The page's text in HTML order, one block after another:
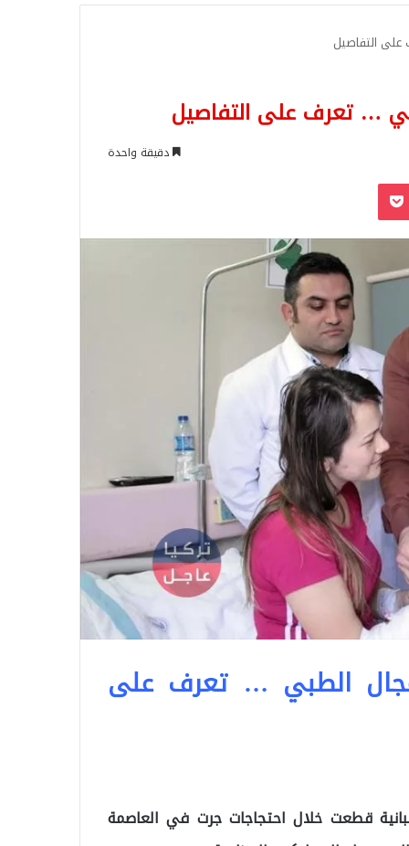
التفاصيل
… تعرف على التفاصيل
دقيقة واحدة
‫Pocket
الطبي … تعرف على
قطعت خلال احتجاجات جرت في العاصمة